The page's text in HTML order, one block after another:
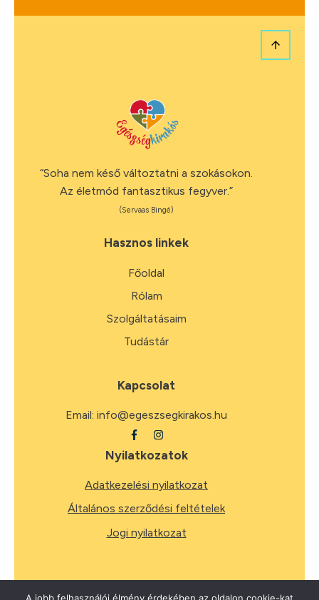
“Soha nem késő változtatni a szokásokon.
Az életmód fantasztikus fegyver.”
(Servaas Bingé)
Hasznos linkek
Főoldal
Rólam
Szolgáltatásaim
Tudástár
Kapcsolat
Email: info@egeszsegkirakos.hu
Nyilatkozatok
Adatkezelési nyilatkozat
Általános szerződési feltételek
Jogi nyilatkozat